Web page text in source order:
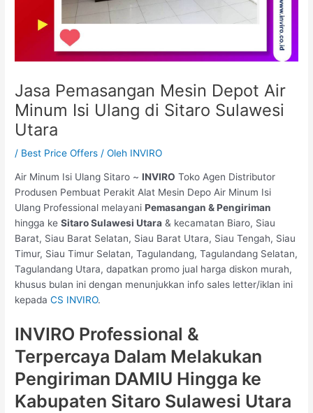
Jasa Pemasangan Mesin Depot Air
Minum Isi Ulang di Sitaro Sulawesi
Utara
/ Best Price Offers / Oleh INVIRO
Air Minum Isi Ulang Sitaro ~INVIRO Toko Agen Distributor
Produsen Pembuat Perakit Alat Mesin Depo Air Minum Isi
Ulang Professional melayaniPemasangan & Pengiriman
hingga keSitaro Sulawesi Utara & kecamatan Biaro, Siau
Barat, Siau Barat Selatan, Siau Barat Utara, Siau Tengah, Siau
Timur, Siau Timur Selatan, Tagulandang, Tagulandang Selatan,
Tagulandang Utara, dapatkan promo jual harga diskon murah,
khusus bulan ini dengan menunjukkan info sales letter/iklan ini
kepadaCS INVIRO.
INVIRO Professional &
Terpercaya Dalam Melakukan
Pengiriman DAMIU Hingga ke
Kabupaten Sitaro Sulawesi Utara